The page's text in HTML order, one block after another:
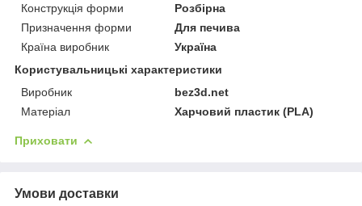
Конструкція форми
Розбірна
Призначення форми
Для печива
Країна виробник
Україна
Користувальницькі характеристики
Виробник
bez3d.net
Матеріал
Харчовий пластик (PLA)
Приховати
Умови доставки